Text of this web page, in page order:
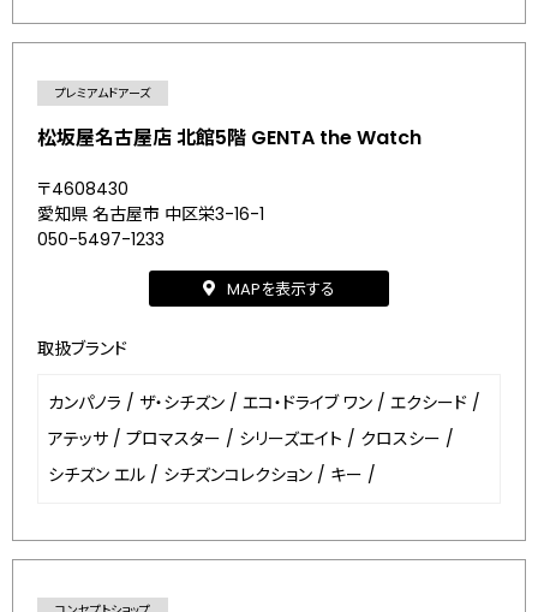
プレミアムドアーズ
松坂屋名古屋店 北館5階 GENTA the Watch
〒4608430
愛知県 名古屋市 中区栄3-16-1
050-5497-1233
MAPを表示する
取扱ブランド
カンパノラ / ザ・シチズン / エコ・ドライブ ワン / エクシード /
アテッサ / プロマスター / シリーズエイト / クロスシー /
シチズン エル / シチズンコレクション / キー /